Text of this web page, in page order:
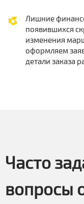
Лишние
появившихся
изменения
оформляем
детали заказа
Часто
вопросы